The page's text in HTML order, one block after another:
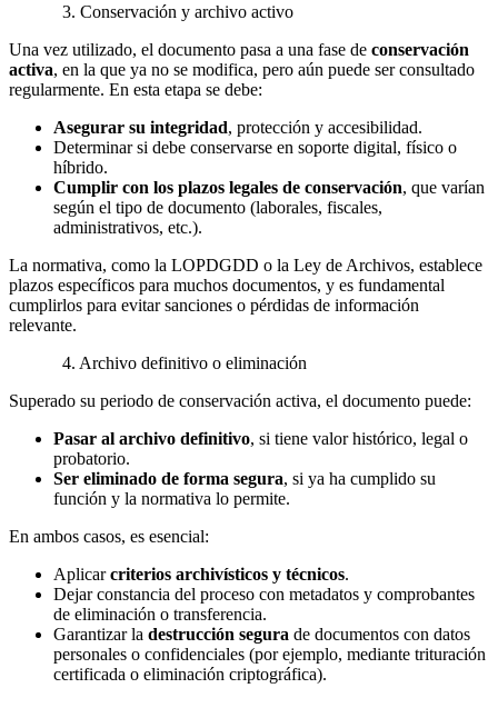
3. Conservación y archivo activo
Una vez utilizado, el documento pasa a una fase de conservación
activa, en la que ya no se modifica, pero aún puede ser consultado
regularmente. En esta etapa se debe:
Asegurar su integridad, protección y accesibilidad.
Determinar si debe conservarse en soporte digital, físico o
híbrido.
Cumplir con los plazos legales de conservación, que varían
según el tipo de documento (laborales, fiscales,
administrativos, etc.).
La normativa, como la LOPDGDD o la Ley de Archivos, establece
plazos específicos para muchos documentos, y es fundamental
cumplirlos para evitar sanciones o pérdidas de información
relevante.
4. Archivo definitivo o eliminación
Superado su periodo de conservación activa, el documento puede:
Pasar al archivo definitivo, si tiene valor histórico, legal o
probatorio.
Ser eliminado de forma segura, si ya ha cumplido su
función y la normativa lo permite.
En ambos casos, es esencial:
Aplicarcriterios archivísticos y técnicos.
Dejar constancia del proceso con metadatos y comprobantes
de eliminación o transferencia.
Garantizar la destrucción segura de documentos con datos
personales o confidenciales (por ejemplo, mediante trituración
certificada o eliminación criptográfica).